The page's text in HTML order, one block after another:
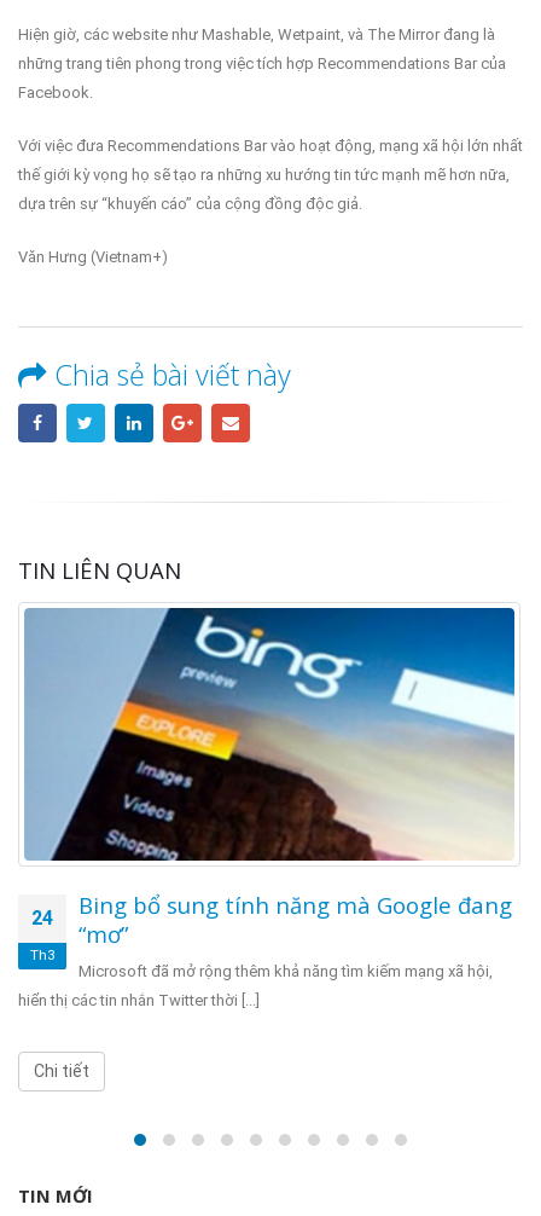
Hiện giờ, các website như Mashable, Wetpaint, và The Mirror đang là
những trang tiên phong trong việc tích hợp Recommendations Bar của
Facebook.
Với việc đưa Recommendations Bar vào hoạt động, mạng xã hội lớn nhất
thế giới kỳ vọng họ sẽ tạo ra những xu hướng tin tức mạnh mẽ hơn nữa,
dựa trên sự “khuyến cáo” của cộng đồng độc giả.
Văn Hưng (Vietnam+)
Chia sẻ bài viết này
TIN LIÊN QUAN
24
Th3
Bing bổ sung tính năng mà Google đang
“mơ”
Microsoft đã mở rộng thêm khả năng tìm kiếm mạng xã hội,
hiển thị các tin nhắn Twitter thời [...]
Chi tiết
TIN MỚI